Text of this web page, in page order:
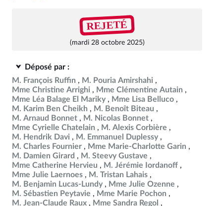
REJETÉ
(mardi 28 octobre 2025)
Déposé par :
M. François Ruffin
M. Pouria Amirshahi
Mme Christine Arrighi
Mme Clémentine Autain
Mme Léa Balage El Mariky
Mme Lisa Belluco
M. Karim Ben Cheikh
M. Benoît Biteau
M. Arnaud Bonnet
M. Nicolas Bonnet
Mme Cyrielle Chatelain
M. Alexis Corbière
M. Hendrik Davi
M. Emmanuel Duplessy
M. Charles Fournier
Mme Marie-Charlotte Garin
M. Damien Girard
M. Steevy Gustave
Mme Catherine Hervieu
M. Jérémie Iordanoff
Mme Julie Laernoes
M. Tristan Lahais
M. Benjamin Lucas-Lundy
Mme Julie Ozenne
M. Sébastien Peytavie
Mme Marie Pochon
M. Jean-Claude Raux
Mme Sandra Regol